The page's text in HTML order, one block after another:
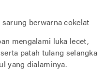
berwarna cokelat
mengalami luka lecet,
patah tulang selangka
yang dialaminya.